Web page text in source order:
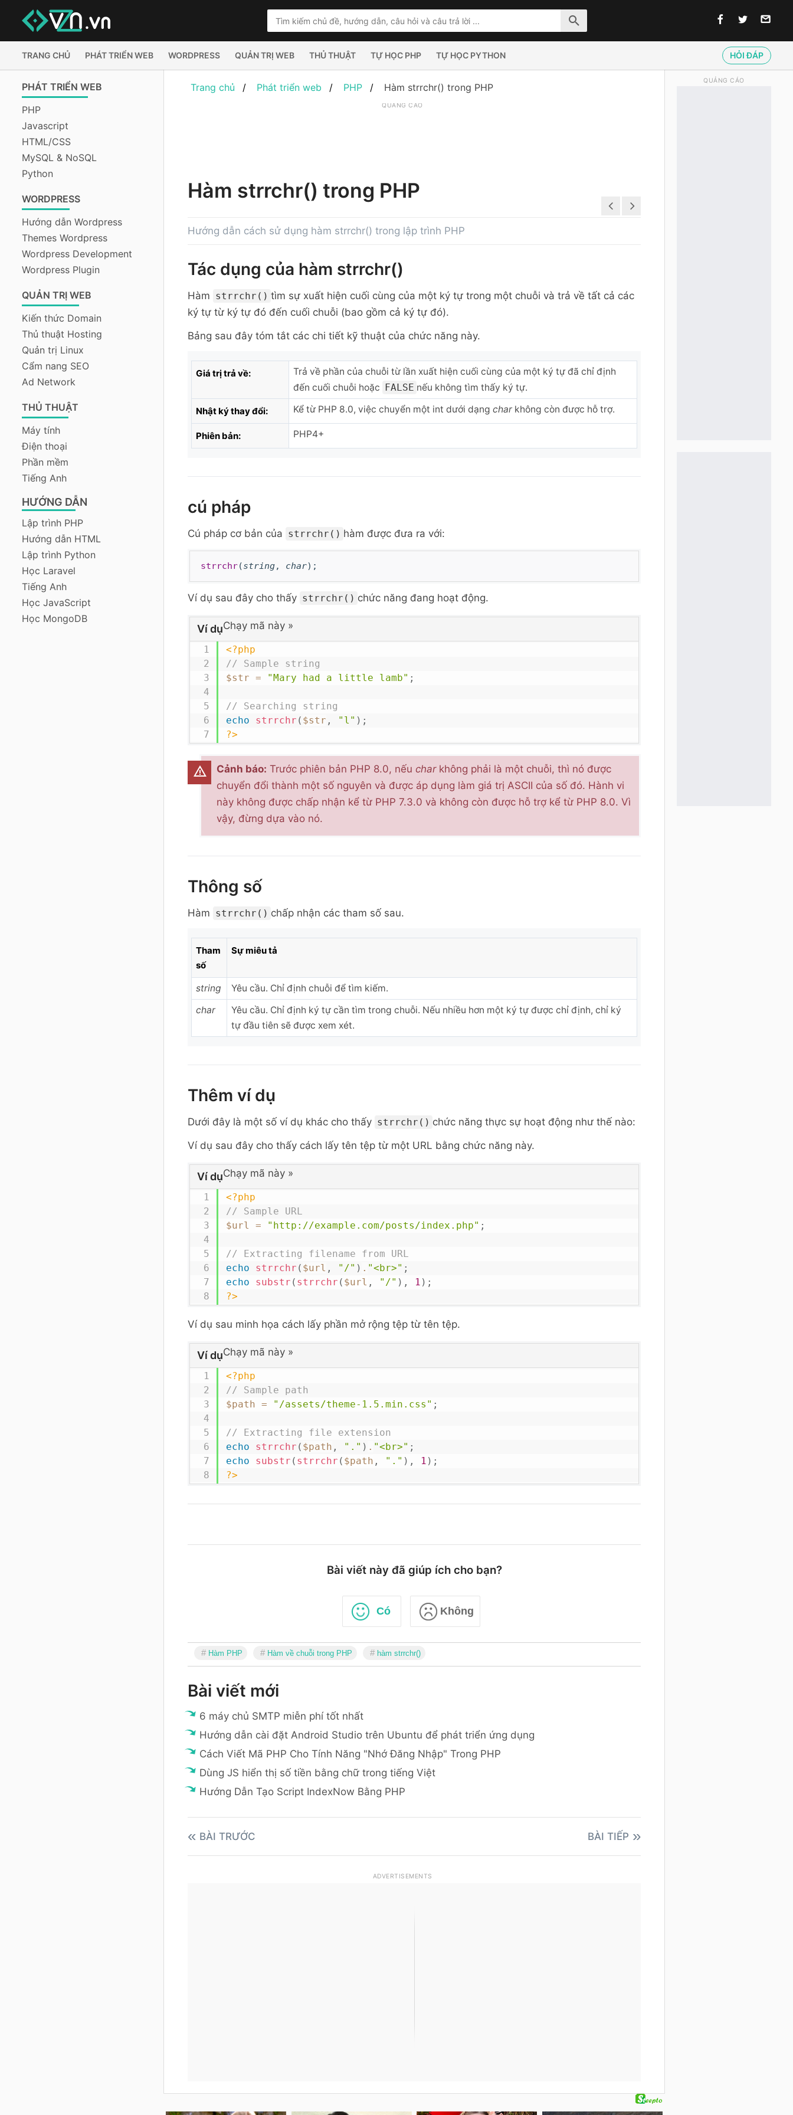
TRANG CHỦ PHÁT TRIỂN WEB WORDPRESS QUẢN TRỊ WEB THỦ THUẬT TỰ HỌC PHP TỰ HỌC PYTHON HỎI ĐÁP
PHÁT TRIỂN WEB
PHP
Javascript
HTML/CSS
MySQL & NoSQL
Python
WORDPRESS
Hướng dẫn Wordpress
Themes Wordpress
Wordpress Development
Wordpress Plugin
QUẢN TRỊ WEB
Kiến thức Domain
Thủ thuật Hosting
Quản trị Linux
Cẩm nang SEO
Ad Network
THỦ THUẬT
Máy tính
Điện thoại
Phần mềm
Tiếng Anh
HƯỚNG DẪN
Lập trình PHP
Hướng dẫn HTML
Lập trình Python
Học Laravel
Tiếng Anh
Học JavaScript
Học MongoDB
Trang chủ Phát triển web PHP Hàm strrchr() trong PHP
QUẢNG CÁO
Hàm strrchr() trong PHP
Hướng dẫn cách sử dụng hàm strrchr() trong lập trình PHP
Tác dụng của hàm strrchr()
Hàm strrchr() tìm sự xuất hiện cuối cùng của một ký tự trong một chuỗi và trả về tất cả các
ký tự từ ký tự đó đến cuối chuỗi (bao gồm cả ký tự đó).
Bảng sau đây tóm tắt các chi tiết kỹ thuật của chức năng này.
Giá trị trả về:
Trả về phần của chuỗi từ lần xuất hiện cuối cùng của một ký tự đã chỉ định
đến cuối chuỗi hoặc FALSE nếu không tìm thấy ký tự.
Nhật ký thay đổi: Kể từ PHP 8.0, việc chuyển một int dưới dạng char không còn được hỗ trợ.
Phiên bản: PHP4+
cú pháp
Cú pháp cơ bản của strrchr() hàm được đưa ra với:
strrchr(string, char);
Ví dụ sau đây cho thấy strrchr() chức năng đang hoạt động.
Ví dụChạy mã này »
<?php
// Sample string
$str = "Mary had a little lamb" ;
// Searching string
echo
strrchr ( $str , "l" ) ;
?>
Cảnh báo: Trước phiên bản PHP 8.0, nếu charkhông phải là một chuỗi, thì nó được
chuyển đổi thành một số nguyên và được áp dụng làm giá trị ASCII của số đó. Hành vi
này không được chấp nhận kể từ PHP 7.3.0 và không còn được hỗ trợ kể từ PHP 8.0. Vì
vậy, đừng dựa vào nó.
Thông số
Hàm strrchr() chấp nhận các tham số sau.
Tham
số
Sự miêu tả
string
Yêu cầu. Chỉ định chuỗi để tìm kiếm.
char
Yêu cầu. Chỉ định ký tự cần tìm trong chuỗi. Nếu nhiều hơn một ký tự được chỉ định, chỉ ký
tự đầu tiên sẽ được xem xét.
Thêm ví dụ
Dưới đây là một số ví dụ khác cho thấy strrchr() chức năng thực sự hoạt động như thế nào:
Ví dụ sau đây cho thấy cách lấy tên tệp từ một URL bằng chức năng này.
Ví dụChạy mã này »
<?php
// Sample URL
$url
= "http://example.com/posts/index.php" ;
// Extracting filename from URL
echo
strrchr ( $url , "/" ) . "<br>" ;
echo
substr ( strrchr ( $url , "/" ) , 1 ) ;
?>
Ví dụ sau minh họa cách lấy phần mở rộng tệp từ tên tệp.
Ví dụChạy mã này »
<?php
// Sample path
$path = "/assets/theme-1.5.min.css" ;
// Extracting file extension
echo
strrchr ( $path , "." ) . "<br>" ;
echo
substr ( strrchr ( $path , "." ) , 1 ) ;
?>
Bài viết này đã giúp ích cho bạn?
Có Không
Hàm PHP Hàm về chuỗi trong PHP hàm strrchr()
Bài viết mới
6 máy chủ SMTP miễn phí tốt nhất
Hướng dẫn cài đặt Android Studio trên Ubuntu để phát triển ứng dụng
Cách Viết Mã PHP Cho Tính Năng "Nhớ Đăng Nhập" Trong PHP
Dùng JS hiển thị số tiền bằng chữ trong tiếng Việt
Hướng Dẫn Tạo Script IndexNow Bằng PHP
BÀI TRƯỚC BÀI TIẾP
ADVERTISEMENTS
QUẢNG CÁO